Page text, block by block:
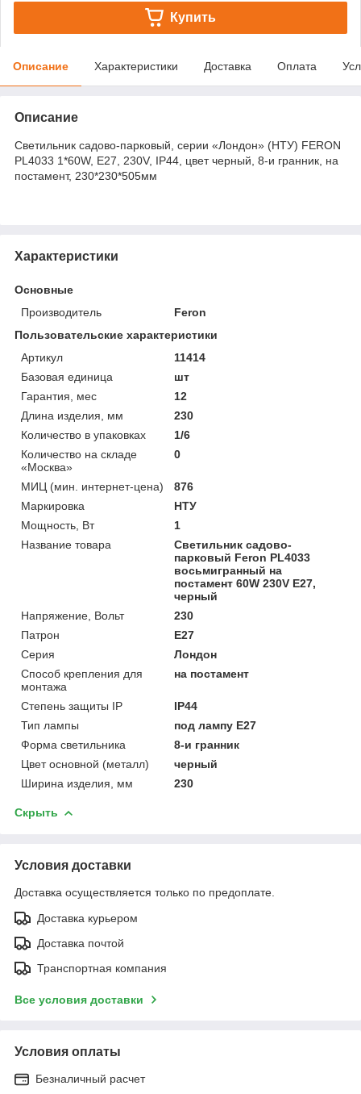
Купить
Описание Характеристики Доставка Оплата
Описание
Светильник садово-парковый, серии «Лондон» (НТУ) FERON
PL4033 1*60W, E27, 230V, IP44, цвет черный, 8-и гранник, на
постамент, 230*230*505мм
Характеристики
Основные
Производитель
Feron
Пользовательские характеристики
Артикул
11414
Базовая единица
шт
Гарантия, мес
12
Длина изделия, мм
230
Количество в упаковках
1/6
Количество на складе
«Москва»
0
МИЦ (мин. интернет-цена)
876
Маркировка
НТУ
Мощность, Вт
1
Название товара
Светильник садово-
парковый Feron PL4033
восьмигранный на
постамент 60W 230V E27,
черный
Напряжение, Вольт
230
Патрон
E27
Серия
Лондон
Способ крепления для
монтажа
на постамент
Степень защиты IP
IP44
Тип лампы
под лампу Е27
Форма светильника
8-и гранник
Цвет основной (металл)
черный
Ширина изделия, мм
230
Скрыть
Условия доставки
Доставка осуществляется только по предоплате.
Доставка курьером
Доставка почтой
Транспортная компания
Все условия доставки
Условия оплаты
Безналичный расчет